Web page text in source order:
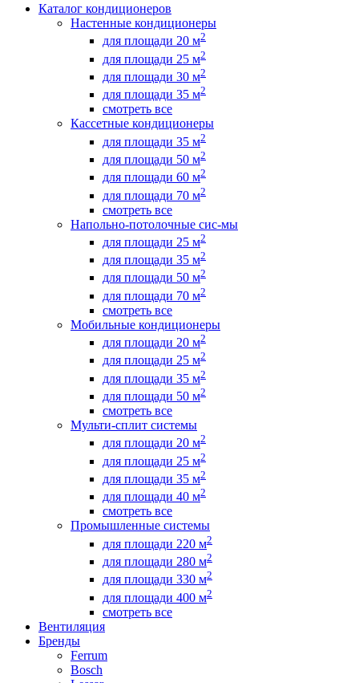
Каталог кондиционеров
Настенные кондиционеры
для площади 20 м2
для площади 25 м2
для площади 30 м2
для площади 35 м2
смотреть все
Кассетные кондиционеры
для площади 35 м2
для площади 50 м2
для площади 60 м2
для площади 70 м2
смотреть все
Напольно-потолочные сис-мы
для площади 25 м2
для площади 35 м2
для площади 50 м2
для площади 70 м2
смотреть все
Мобильные кондиционеры
для площади 20 м2
для площади 25 м2
для площади 35 м2
для площади 50 м2
смотреть все
Мульти-сплит системы
для площади 20 м2
для площади 25 м2
для площади 35 м2
для площади 40 м2
смотреть все
Промышленные системы
для площади 220 м2
для площади 280 м2
для площади 330 м2
для площади 400 м2
смотреть все
Вентиляция
Бренды
Ferrum
Bosch